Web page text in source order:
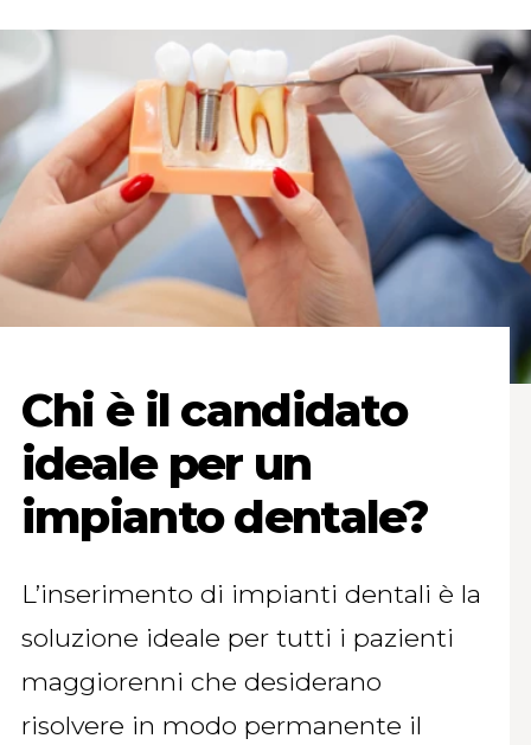
Chi è il candidato
ideale per un
impianto dentale?
L’inserimento di impianti dentali è la
soluzione ideale per tutti i pazienti
maggiorenni che desiderano
risolvere in modo permanente il